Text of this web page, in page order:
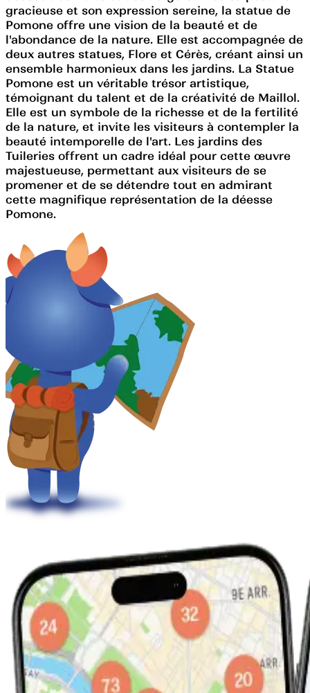
gracieuse et son expression sereine, la statue de
Pomone offre une vision de la beauté et de
l'abondance de la nature. Elle est accompagnée de
deux autres statues, Flore et Cérès, créant ainsi un
ensemble harmonieux dans les jardins. La Statue
Pomone est un véritable trésor artistique,
témoignant du talent et de la créativité de Maillol.
Elle est un symbole de la richesse et de la fertilité
de la nature, et invite les visiteurs à contempler la
beauté intemporelle de l'art. Les jardins des
Tuileries offrent un cadre idéal pour cette œuvre
majestueuse, permettant aux visiteurs de se
promener et de se détendre tout en admirant
cette magnifique représentation de la déesse
Pomone.